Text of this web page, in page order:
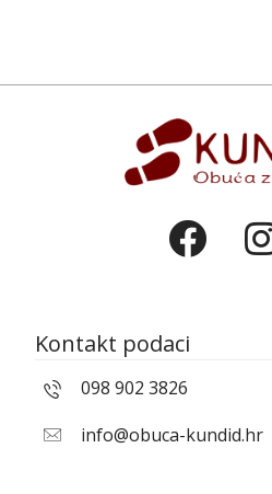
Kontakt podaci
098 902 3826
info@obuca-kundid.hr